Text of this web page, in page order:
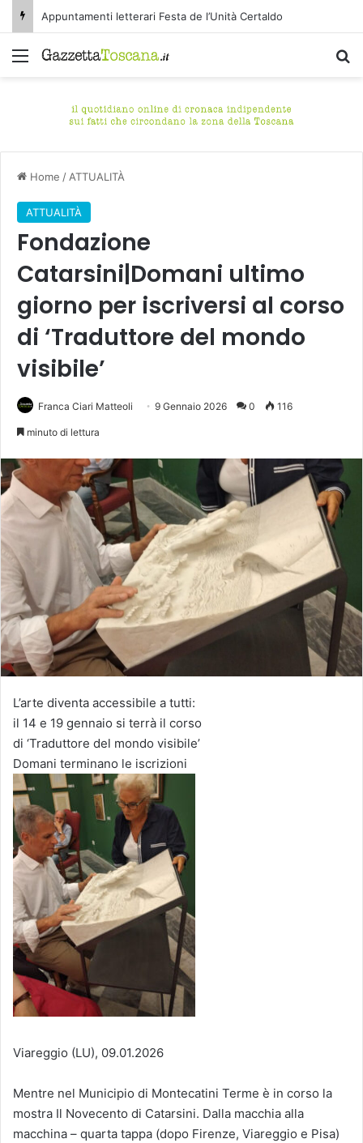
Appuntamenti letterari Festa de l’Unità Certaldo
Menu
Home / ATTUALITÀ
ATTUALITÀ
Fondazione
Catarsini|Domani ultimo
giorno per iscriversi al corso
di ‘Traduttore del mondo
visibile’
Franca Ciari Matteoli 9 Gennaio 2026 0 116
minuto di lettura
L’arte diventa accessibile a tutti:
il 14 e 19 gennaio si terrà il corso
di ‘Traduttore del mondo visibile’
Domani terminano le iscrizioni
Viareggio (LU), 09.01.2026
Mentre nel Municipio di Montecatini Terme è in corso la
mostra Il Novecento di Catarsini. Dalla macchia alla
macchina – quarta tappa (dopo Firenze, Viareggio e Pisa)